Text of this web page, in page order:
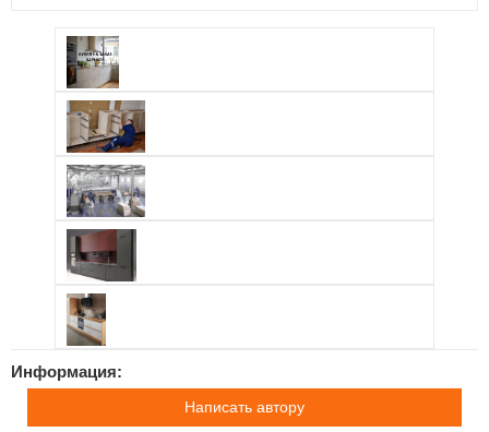
Информация:
Написать автору